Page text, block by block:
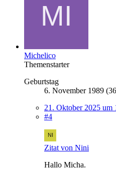
Michelico
Themenstarter
Geburtstag
6. November 1989
21. Oktober 2025 um
#4
Zitat von Nini
Hallo Micha.